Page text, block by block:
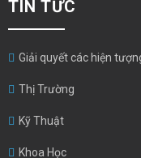
TIN TỨC
Giải quyết các hiện
Thị Trường
Kỹ Thuật
Khoa Học